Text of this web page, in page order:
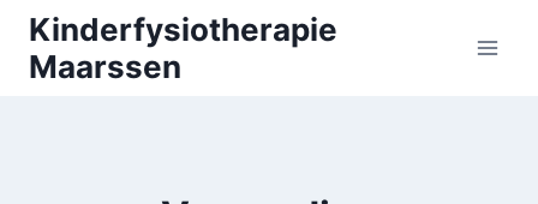
Doorgaan
naar
inhoud
Kinderfysiotherapie
Maarssen